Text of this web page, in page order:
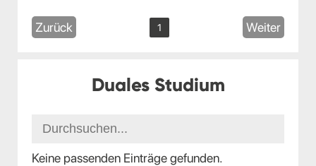
Zurück 1 Weiter
Duales Studium
Keine passenden Einträge gefunden.